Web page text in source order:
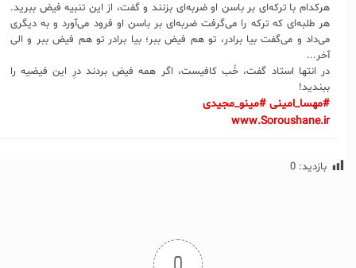
هرکدام با ترکه‌ای بر باسن او ضربه‌ای بزنند و گفت، از این تنبیه فیض ببرید.
هر طلبه‌ای که ترکه را می‌گرفت ضربه‌ای بر باسن او فرود می‌آورد و به دیگری
می‌داد و می‌گفت بیا برادر، تو هم فیض ببر؛ بیا برادر تو هم فیض ببر و الی
آخر...
در انتها استاد گفت، خُب کافیست، اگر همه فیض بردند درِ این فیضیه را
ببندید!
#مهسا_امینی #مینو_مجیدی
www.Soroushane.ir
بازدید: 0